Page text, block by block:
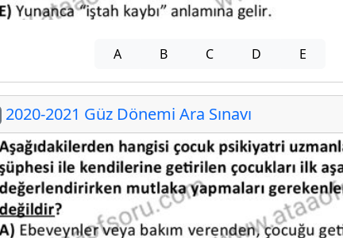
A B C D E
2020-2021 Güz Dönemi Ara Sınavı